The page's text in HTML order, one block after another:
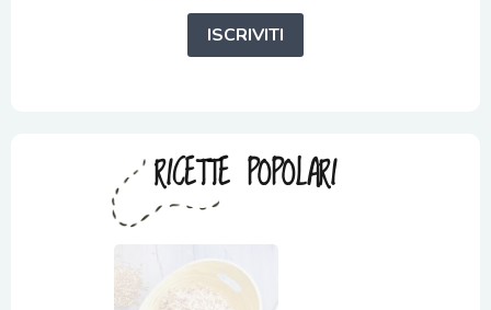
ISCRIVITI
RICETTE POPOLARI